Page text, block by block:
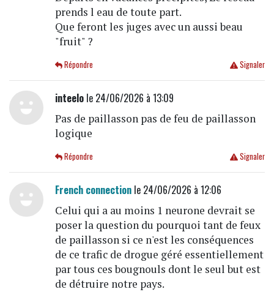
prends l eau de toute part.
Que feront les juges avec un aussi beau
"fruit" ?
Signaler
Répondre
inteelole 24/06/2026 à 13:09
Pas de paillasson pas de feu de paillasson
logique
Signaler
Répondre
French connectionle 24/06/2026 à 12:06
Celui qui a au moins 1 neurone devrait se
poser la question du pourquoi tant de feux
de paillasson si ce n'est les conséquences
de ce trafic de drogue géré essentiellement
par tous ces bougnouls dont le seul but est
de détruire notre pays.